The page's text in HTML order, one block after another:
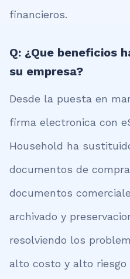
financieros.
Q: ¿Que beneficios
su empresa?
Desde la puesta en
firma electronica con
Household ha
documentos de
documentos
archivado y
resolviendo los
alto costo y alto riesgo